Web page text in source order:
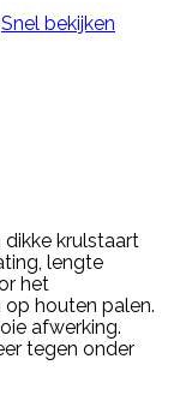
Snel bekijken
krulstaart
lengte
het
houten palen.
afwerking.
tegen onder